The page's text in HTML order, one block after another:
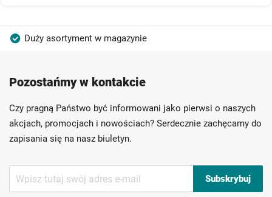
Duży asortyment w magazynie
Szybka dostawa
Indywidualni doradcy
Ponad 40 lat doświadczenia
Możliwość własnego etykietowania
Pozostańmy w kontakcie
Czy pragną Państwo być informowani jako pierwsi o naszych
akcjach, promocjach i nowościach? Serdecznie zachęcamy do
zapisania się na nasz biuletyn.
nasz
Subskrybuj